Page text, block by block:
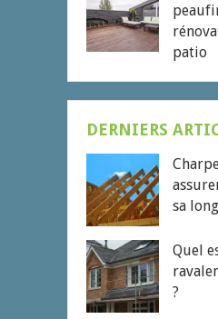
patio
DERNIERS
sa
Quel
?